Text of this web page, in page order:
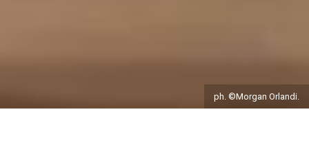
ph. ©Morgan Orlandi.